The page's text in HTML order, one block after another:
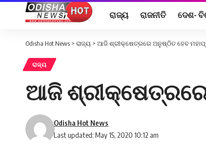
ରାଜ୍ୟ ରାଜନୀତି ଦେଶ-
Odisha Hot News > ରାଜ୍ୟ > ଆଜି ଶ୍ରୀକ୍ଷେତ୍ରରେ ଅନୁଷ୍ଠିତ ହେବ
ରାଜ୍ୟ
ଆଜି
Last updated: May 15, 2020 10:12 am
Odisha Hot News